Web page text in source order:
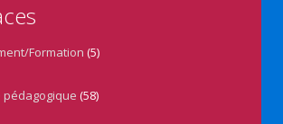
Formation (5)
pédagogique (58)